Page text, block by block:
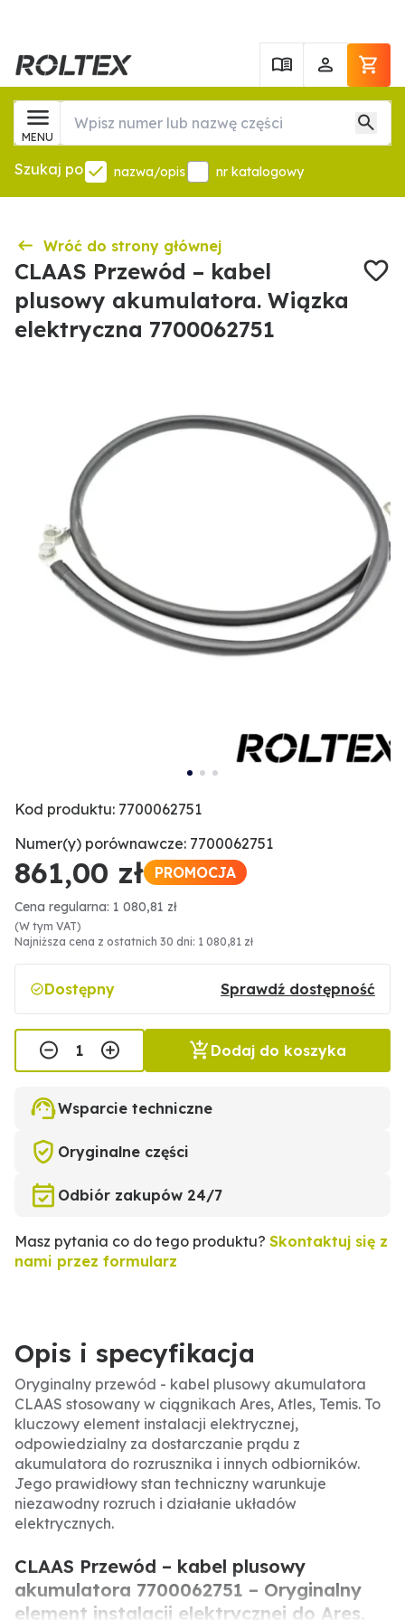
MENU
Szukaj po nazwa/opis nr katalogowy
Wróć do strony głównej
CLAAS Przewód – kabel
plusowy akumulatora. Wiązka
elektryczna 7700062751
Kod produktu: 7700062751
Numer(y) porównawcze: 7700062751
861,00 zł PROMOCJA
Cena regularna: 1 080,81 zł
(W tym VAT)
Najniższa cena z ostatnich 30 dni: 1 080,81 zł
Dostępny Sprawdź dostępność
Dodaj do koszyka
Wsparcie techniczne
Oryginalne części
Odbiór zakupów 24/7
Masz pytania co do tego produktu? Skontaktuj się z
nami przez formularz
Opis i specyfikacja
Oryginalny przewód - kabel plusowy akumulatora
CLAAS stosowany w ciągnikach Ares, Atles, Temis. To
kluczowy element instalacji elektrycznej,
odpowiedzialny za dostarczanie prądu z
akumulatora do rozrusznika i innych odbiorników.
Jego prawidłowy stan techniczny warunkuje
niezawodny rozruch i działanie układów
elektrycznych.
CLAAS Przewód – kabel plusowy
akumulatora 7700062751 – Oryginalny
element instalacji elektrycznej do Ares,